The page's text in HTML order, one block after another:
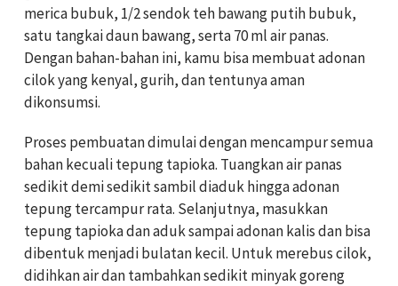
merica bubuk, 1/2 sendok teh bawang putih bubuk,
satu tangkai daun bawang, serta 70 ml air panas.
Dengan bahan-bahan ini, kamu bisa membuat adonan
cilok yang kenyal, gurih, dan tentunya aman
dikonsumsi.
Proses pembuatan dimulai dengan mencampur semua
bahan kecuali tepung tapioka. Tuangkan air panas
sedikit demi sedikit sambil diaduk hingga adonan
tepung tercampur rata. Selanjutnya, masukkan
tepung tapioka dan aduk sampai adonan kalis dan bisa
dibentuk menjadi bulatan kecil. Untuk merebus cilok,
didihkan air dan tambahkan sedikit minyak goreng